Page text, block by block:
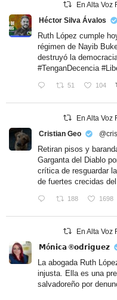
En Alta Voz
Héctor Silva Ávalos
Ruth López cumple
régimen de Nayib
destruyó la
#TenganDecencia
51 104
En Alta Voz
Cristian Geo
Retiran pisos y
Garganta del Diablo
crítica de resguardar
de fuertes crecidas
188 1698
En Alta Voz
𝗠ó𝗻𝗶𝗰𝗮 ®𝗼𝗱𝗿𝗶𝗴𝘂𝗲𝘇
La abogada Ruth
injusta. Ella es una
salvadoreño por